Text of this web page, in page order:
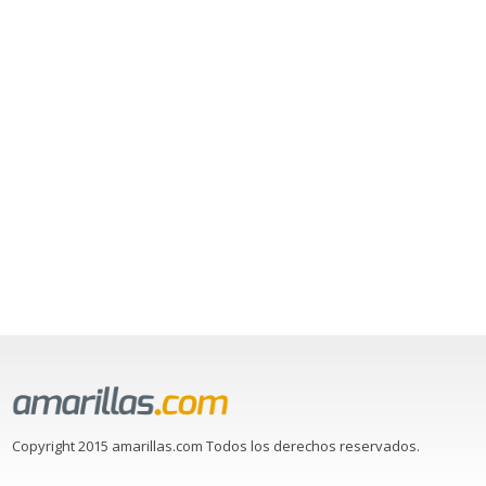
Copyright 2015 amarillas.com Todos los derechos reservados.